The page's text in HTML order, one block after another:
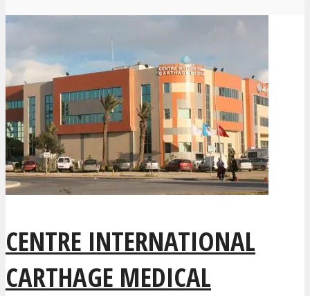
CENTRE INTERNATIONAL
CARTHAGE MEDICAL